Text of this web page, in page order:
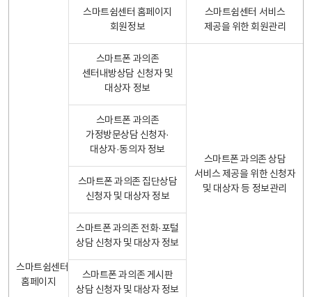
스마트쉼센터
홈페이지
스마트쉼센터 홈페이지
회원정보
스마트쉼센터 서비스
제공을 위한 회원관리
스마트폰 과의존
센터내방상담 신청자 및
대상자 정보
스마트폰 과의존 상담
서비스 제공을 위한 신청자
및 대상자 등 정보관리
스마트폰 과의존
가정방문상담 신청자·
대상자·동의자 정보
스마트폰 과의존 집단상담
신청자 및 대상자 정보
스마트폰 과의존 전화·포털
상담 신청자 및 대상자 정보
스마트폰 과의존 게시판
상담 신청자 및 대상자 정보